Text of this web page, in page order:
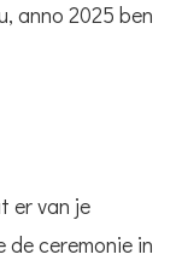
anno 2025 ben
er van je
ceremonie in